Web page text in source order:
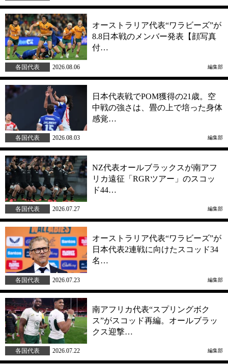
オーストラリア代表“ワラビーズ”が
8.8日本戦のメンバー発表【顔写真
付…
各国代表 2026.08.06 編集部
日本代表戦でPOM獲得の21歳。空
中戦の強さは、畳の上で培った身体
感覚…
各国代表 2026.08.03 編集部
NZ代表オールブラックスが南アフ
リカ遠征「RGRツアー」のスコッ
ド44…
各国代表 2026.07.27 編集部
オーストラリア代表“ワラビーズ”が
日本代表2連戦に向けたスコッド34
名…
各国代表 2026.07.23 編集部
南アフリカ代表“スプリングボク
ス”がスコッド再編。オールブラッ
クス迎撃…
各国代表 2026.07.22 編集部